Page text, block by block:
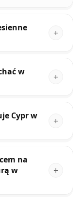
w
Cypr w
na
w